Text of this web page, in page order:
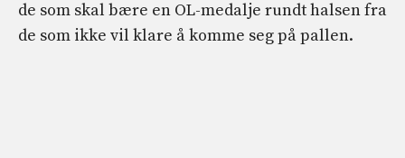
de som skal bære en OL-medalje rundt halsen fra
de som ikke vil klare å komme seg på pallen.